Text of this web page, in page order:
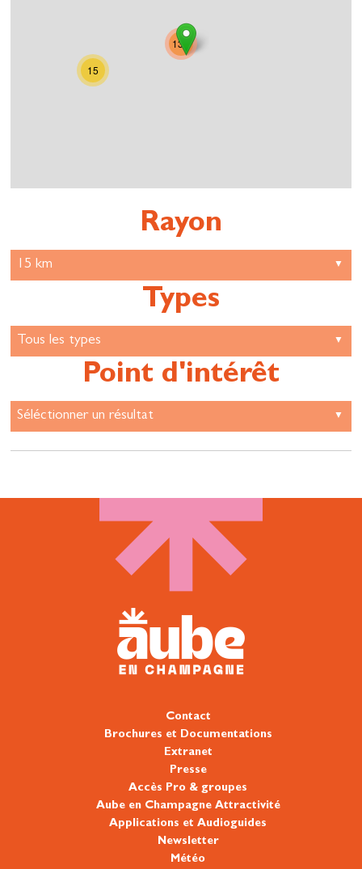
15
132
Rayon
Types
Point d'intérêt
Contact
Brochures et Documentations
Extranet
Presse
Accès Pro & groupes
Aube en Champagne Attractivité
Applications et Audioguides
Newsletter
Météo